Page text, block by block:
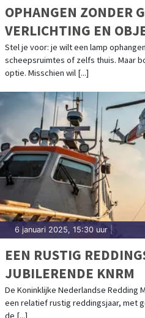
OPHANGEN ZONDER
VERLICHTING EN
MET MAGNETISCHE
Stel je voor: je wilt een lamp
scheepsruimtes of zelfs thuis. Maar
optie. Misschien wil [...]
6 januari 2025, 15:30 uur
EEN RUSTIG
JUBILERENDE KNRM
De Koninklijke Nederlandse Redding
een relatief rustig reddingsjaar, met
de [...]